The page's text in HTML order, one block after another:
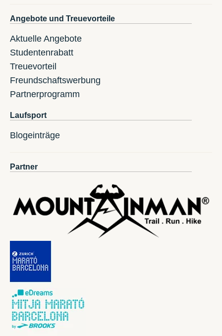
Angebote und Treuevorteile
Aktuelle Angebote
Studentenrabatt
Treuevorteil
Freundschaftswerbung
Partnerprogramm
Laufsport
Blogeinträge
Partner